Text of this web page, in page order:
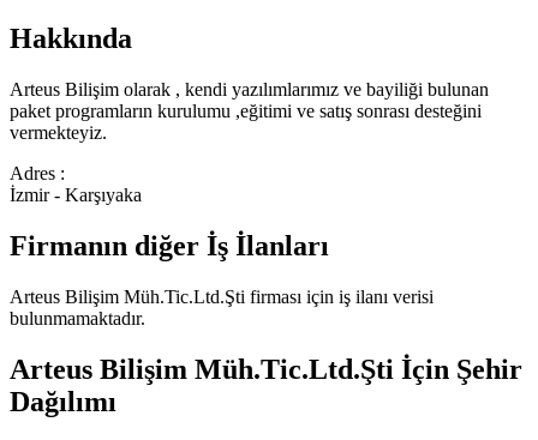
Hakkında
Arteus Bilişim olarak , kendi yazılımlarımız ve bayiliği bulunan
paket programların kurulumu ,eğitimi ve satış sonrası desteğini
vermekteyiz.
Adres :
İzmir - Karşıyaka
Firmanın diğer İş İlanları
Arteus Bilişim Müh.Tic.Ltd.Şti firması için iş ilanı verisi
bulunmamaktadır.
Arteus Bilişim Müh.Tic.Ltd.Şti İçin Şehir
Dağılımı